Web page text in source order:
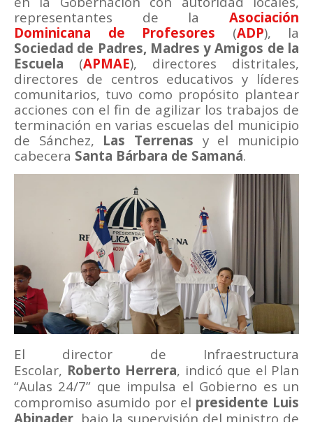
representantes de la Asociación
Dominicana de Profesores (ADP), la
Sociedad de Padres, Madres y Amigos de la
Escuela (APMAE), directores distritales,
directores de centros educativos y líderes
comunitarios, tuvo como propósito plantear
acciones con el fin de agilizar los trabajos de
terminación en varias escuelas del municipio
de Sánchez, Las Terrenas y el municipio
cabecera Santa Bárbara de Samaná.
El director de Infraestructura
Escolar, Roberto Herrera, indicó que el Plan
“Aulas 24/7” que impulsa el Gobierno es un
compromiso asumido por el presidente Luis
Abinader, bajo la supervisión del ministro de